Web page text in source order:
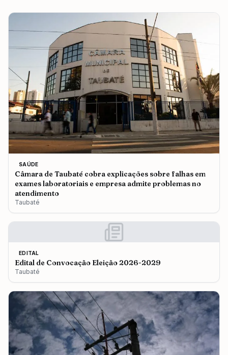
SAÚDE
Câmara de Taubaté cobra explicações sobre falhas em
exames laboratoriais e empresa admite problemas no
atendimento
Taubaté
EDITAL
Edital de Convocação Eleição 2026-2029
Taubaté